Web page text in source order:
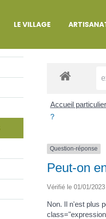
LE VILLAGE
Accueil
?
Question-réponse
Peut-on
Vérifié le 01/01/
Non. Il n'est plus